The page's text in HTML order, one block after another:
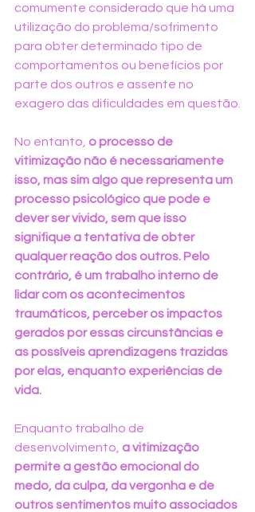
comumente considerado que há uma
utilização do problema/sofrimento
para obter determinado tipo de
comportamentos ou benefícios por
parte dos outros e assente no
exagero das dificuldades em questão.
No entanto, o processo de
vitimização não é necessariamente
isso, mas sim algo que representa um
processo psicológico que pode e
dever ser vivido, sem que isso
signifique a tentativa de obter
qualquer reação dos outros. Pelo
contrário, é um trabalho interno de
lidar com os acontecimentos
traumáticos, perceber os impactos
gerados por essas circunstâncias e
as possíveis aprendizagens trazidas
por elas, enquanto experiências de
vida.
Enquanto trabalho de
desenvolvimento, a vitimização
permite a gestão emocional do
medo, da culpa, da vergonha e de
outros sentimentos muito associados